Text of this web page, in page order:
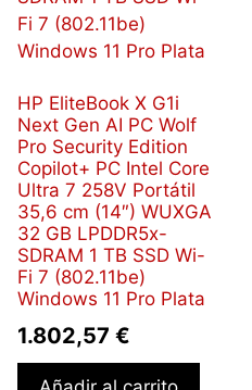
HP EliteBook X G1i
Next Gen AI PC Wolf
Pro Security Edition
Copilot+ PC Intel Core
Ultra 7 258V Portátil
35,6 cm (14″) WUXGA
32 GB LPDDR5x-
SDRAM 1 TB SSD Wi-
Fi 7 (802.11be)
Windows 11 Pro Plata
1.802,57 €